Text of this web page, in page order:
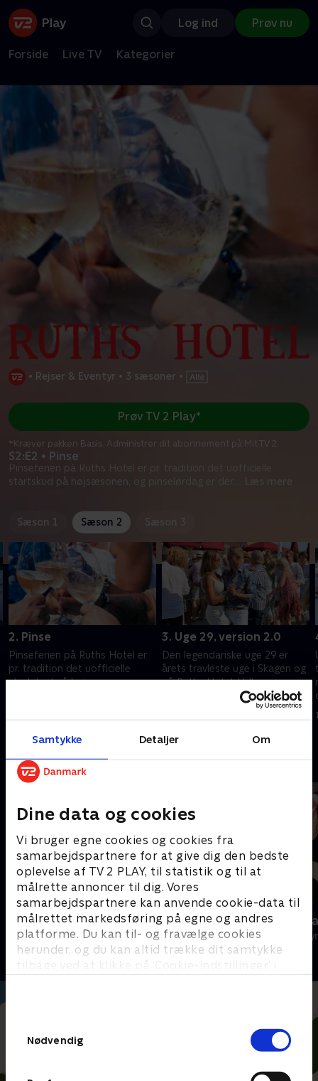
Samtykke Detaljer Om
Dine data og cookies
Vi bruger egne cookies og cookies fra
samarbejdspartnere for at give dig den bedste
oplevelse af TV 2 PLAY, til statistik og til at
målrette annoncer til dig. Vores
samarbejdspartnere kan anvende cookie-data til
målrettet markedsføring på egne og andres
platforme. Du kan til- og fravælge cookies
herunder, og du kan altid trække dit samtykke
tilbage ved at klikke på ’Cookie-indstillinger’ i
Nødvendig
Log ind Prøv nu
Forside Live TV Kategorier
• Rejser & Eventyr • 3 sæsoner •
S2:E2 • Pinse
Pinseferien på Ruths Hotel er pr. tradition det uofficielle
startskud på højsæsonen, og pinselørdag er der
Læs mere
Prøv TV 2 Play*
*Kræver pakken Basis. Administrer dit abonnement på Mit TV 2.
Sæson 1 Sæson 2 Sæson 3
2. Pinse
Pinseferien på Ruths Hotel er
pr. tradition det uofficielle
startskud på højsæsonen, og
3. Uge 29, version 2.0
Den legendariske uge 29 er
årets travleste uge i Skagen og
på Ruths Hotel. Velhavere og
stamgæster strømmer til
festen på terrassen foran det
gamle badehotel.
Andre så også
Danmarks dejligste badehoteller
Rejser & Eventyr • 1 sæsoner
Kurs mod
Rejser &